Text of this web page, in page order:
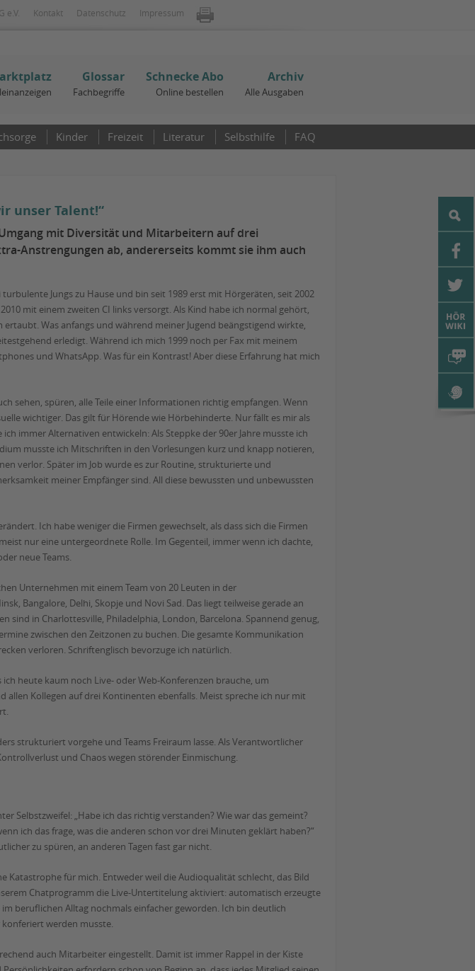
e.V. Kontakt Datenschutz Impressum
Glossar
Fachbegriffe
Schnecke Abo
Online bestellen
Archiv
Alle Ausgaben
Kinder Freizeit Literatur Selbsthilfe FAQ
unser Talent!“
mit Diversität und Mitarbeitern auf drei
Anstrengungen ab, andererseits kommt sie ihm auch
Jungs zu Hause und bin seit 1989 erst mit Hörgeräten, seit 2002
mit einem zweiten CI links versorgt. Als Kind habe ich normal gehört,
Was anfangs und während meiner Jugend beängstigend wirkte,
erledigt. Während ich mich 1999 noch per Fax mit meinem
und WhatsApp. Was für ein Kontrast! Aber diese Erfahrung hat mich
sehen, spüren, alle Teile einer Informationen richtig empfangen. Wenn
wichtiger. Das gilt für Hörende wie Hörbehinderte. Nur fällt es mir als
immer Alternativen entwickeln: Als Steppke der 90er Jahre musste ich
musste ich Mitschriften in den Vorlesungen kurz und knapp notieren,
verlor. Später im Job wurde es zur Routine, strukturierte und
meiner Empfänger sind. All diese bewussten und unbewussten
Ich habe weniger die Firmen gewechselt, als dass sich die Firmen
nur eine untergeordnete Rolle. Im Gegenteil, immer wenn ich dachte,
neue Teams.
Unternehmen mit einem Team von 20 Leuten in der
Bangalore, Delhi, Skopje und Novi Sad. Das liegt teilweise gerade an
sind in Charlottesville, Philadelphia, London, Barcelona. Spannend genug,
zwischen den Zeitzonen zu buchen. Die gesamte Kommunikation
verloren. Schriftenglisch bevorzuge ich natürlich.
heute kaum noch Live- oder Web-Konferenzen brauche, um
Kollegen auf drei Kontinenten ebenfalls. Meist spreche ich nur mit
strukturiert vorgehe und Teams Freiraum lasse. Als Verantwortlicher
und Chaos wegen störender Einmischung.
Selbstzweifel: „Habe ich das richtig verstanden? Wie war das gemeint?
ich das frage, was die anderen schon vor drei Minuten geklärt haben?“
zu spüren, an anderen Tagen fast gar nicht.
Katastrophe für mich. Entweder weil die Audioqualität schlecht, das Bild
Chatprogramm die Live-Untertitelung aktiviert: automatisch erzeugte
beruflichen Alltag nochmals einfacher geworden. Ich bin deutlich
werden musste.
auch Mitarbeiter eingestellt. Damit ist immer Rappel in der Kiste